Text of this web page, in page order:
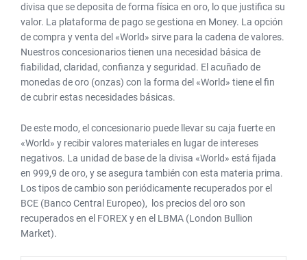
divisa que se deposita de forma física en oro, lo que justifica su
valor. La plataforma de pago se gestiona en Money. La opción
de compra y venta del «World» sirve para la cadena de valores.
Nuestros concesionarios tienen una necesidad básica de
fiabilidad, claridad, confianza y seguridad. El acuñado de
monedas de oro (onzas) con la forma del «World» tiene el fin
de cubrir estas necesidades básicas.
De este modo, el concesionario puede llevar su caja fuerte en
«World» y recibir valores materiales en lugar de intereses
negativos. La unidad de base de la divisa «World» está fijada
en 999,9 de oro, y se asegura también con esta materia prima.
Los tipos de cambio son periódicamente recuperados por el
BCE (Banco Central Europeo), los precios del oro son
recuperados en el FOREX y en el LBMA (London Bullion
Market).